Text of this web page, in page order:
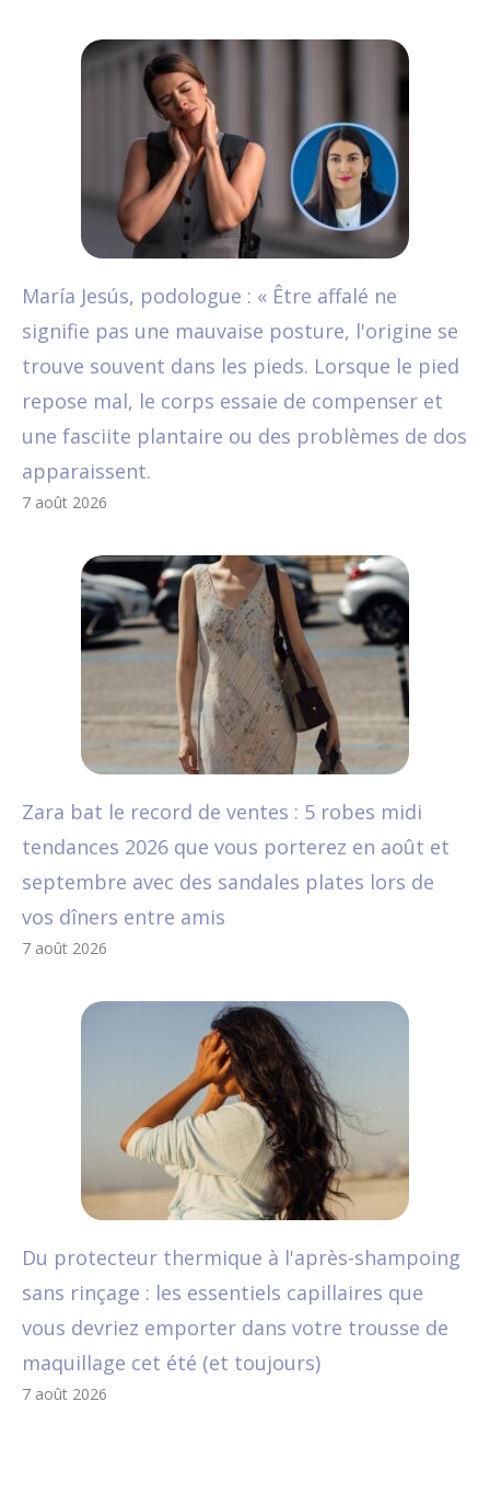
María Jesús, podologue : « Être affalé ne
signifie pas une mauvaise posture, l'origine se
trouve souvent dans les pieds. Lorsque le pied
repose mal, le corps essaie de compenser et
une fasciite plantaire ou des problèmes de dos
apparaissent.
7 août 2026
Zara bat le record de ventes : 5 robes midi
tendances 2026 que vous porterez en août et
septembre avec des sandales plates lors de
vos dîners entre amis
7 août 2026
Du protecteur thermique à l'après-shampoing
sans rinçage : les essentiels capillaires que
vous devriez emporter dans votre trousse de
maquillage cet été (et toujours)
7 août 2026